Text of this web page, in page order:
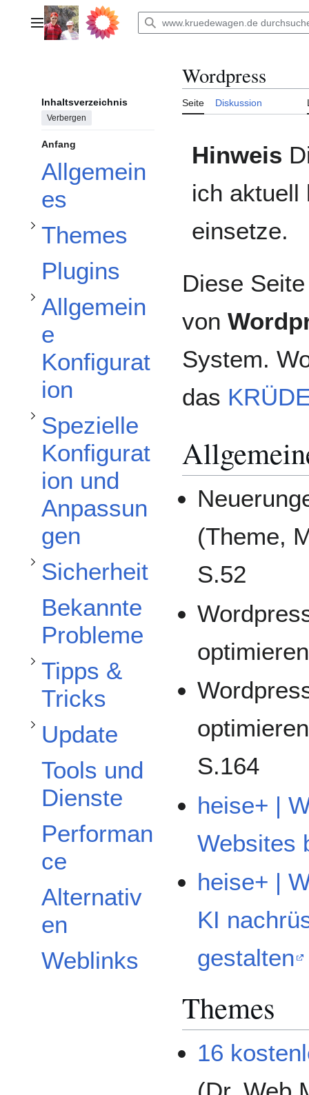
springenHauptmenü
Inhaltsverzeichnis
Verbergen
Anfang
Allgemein
es
Themes
Unterabschnitt Themes umschalten
Plugins
Allgemein
e
Konfigurat
ion
Unterabschnitt Allgemeine Konfiguration umschalten
Spezielle
Konfigurat
ion und
Anpassun
gen
Unterabschnitt Spezielle Konfiguration und Anpassungen umschalten
Sicherheit
Unterabschnitt Sicherheit umschalten
Bekannte
Probleme
Tipps &
Tricks
Unterabschnitt Tipps & Tricks umschalten
Update
Unterabschnitt Update umschalten
Tools und
Dienste
Performan
ce
Alternativ
en
Weblinks
Wordpress
Seite Diskussion
Hinweis
ich aktuell
einsetze.
Diese
von
System.
das
(Theme,
S.52
S.164
heise+ |
Websites
heise+ |
KI
gestalten
Themes
16